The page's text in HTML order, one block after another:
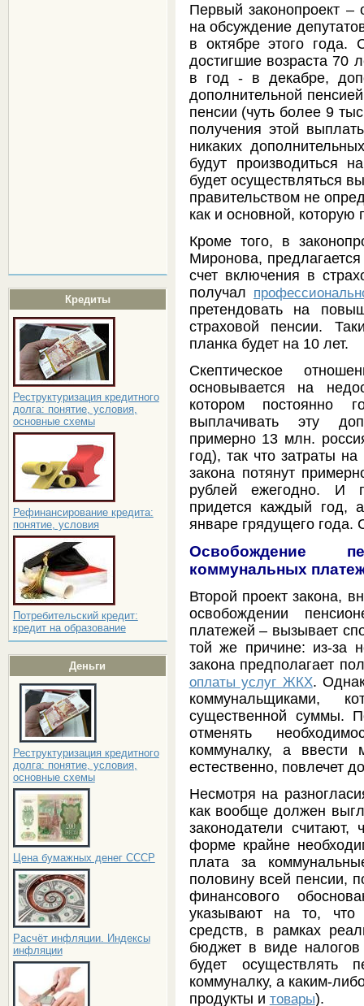
Кредиты
Реструктуризация кредитного
долга: понятие, условия,
основные схемы
Рефинансирование кредита:
понятие, условия
Потребительский кредит:
кредит на образование
Деньги
Реструктуризация кредитного
долга: понятие, условия,
основные схемы
Цена бумажных денег СССР
Расчёт инфляции. Индексы
инфляции
Первый законопроект –
на обсуждение
в октябре этого года.
достигшие возраста 70
в год - в декабре,
дополнительной
пенсии (чуть более 9
получения этой
никаких
будут производиться
будет осуществляться
правительством не
как и основной, которую
Кроме того, в
Миронова,
счет включения в
получал
претендовать на
страховой пенсии.
планка будет на 10 лет.
Скептическое
основывается на
котором постоянно
выплачивать эту
примерно 13 млн.
год), так что затраты
закона потянут
рублей ежегодно. И
придется каждый год,
январе грядущего
Освобождение
коммунальных
Второй проект закона,
освобождении
платежей – вызывает
той же причине: из-за
закона предполагает
оплаты услуг ЖКХ.
коммунальщиками,
существенной суммы.
отменять
коммуналку, а ввести
естественно, повлечет
Несмотря на
как вообще должен
законодатели
форме крайне
плата за
половину всей пенсии,
финансового
указывают на то, что
средств, в рамках
бюджет в виде
будет осуществлять
коммуналку, а каким-
продукты и товары).